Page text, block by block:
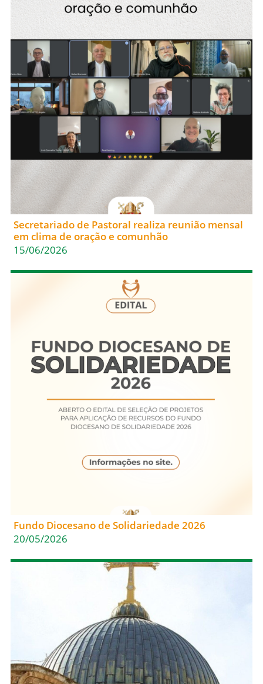
Secretariado de Pastoral realiza reunião mensal
em clima de oração e comunhão
15/06/2026
Fundo Diocesano de Solidariedade 2026
20/05/2026